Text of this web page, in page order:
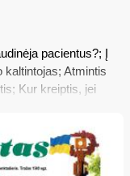
pacientus?; Į
Atmintis
Kur kreiptis, jei